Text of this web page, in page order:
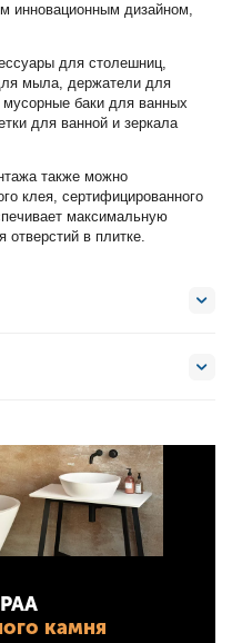
инновационным дизайном,
для столешниц,
мыла, держатели для
баки для ванных
для ванной и зеркала
также можно
клея, сертифицированного
максимальную
отверстий в плитке.
камня